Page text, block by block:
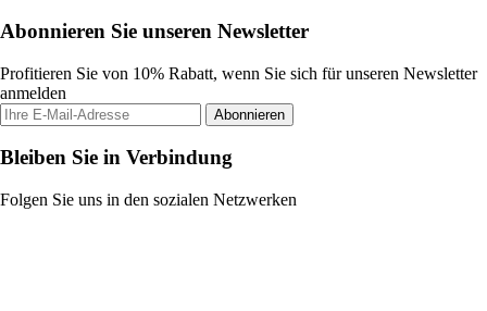
Abonnieren Sie unseren Newsletter
Profitieren Sie von 10% Rabatt, wenn Sie sich für unseren Newsletter
anmelden
Abonnieren
Bleiben Sie in Verbindung
Folgen Sie uns in den sozialen Netzwerken